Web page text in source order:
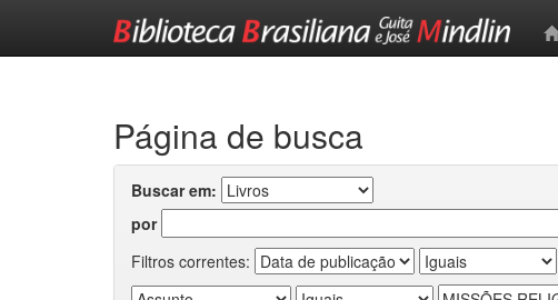
Página de busca
Buscar em:
por
Filtros correntes: